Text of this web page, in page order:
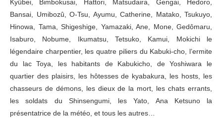
Kyûbei, Bimbokusai, Hattori, Matsudaira, Gengai, Hedoro,
Bansai, Umibozû, O-Tsu, Ayumu, Catherine, Matako, Tsukuyo,
Hinowa, Tama, Shigeshige, Yamazaki, Ane, Mone, Gedômaru,
Isaburo, Nobume, Ikumatsu, Tetsuko, Kamui, Mokichi le
légendaire charpentier, les quatre piliers du Kabuki-cho, l’ermite
du lac Toya, les habitants de Kabukicho, de Yoshiwara le
quartier des plaisirs, les hôtesses de kyabakura, les hosts, les
chasseurs de démons, les dieux de la mort, les chats errants,
les soldats du Shinsengumi, les Yato, Ana Ketsuno la
présentatrice de la météo, et tous les autres…